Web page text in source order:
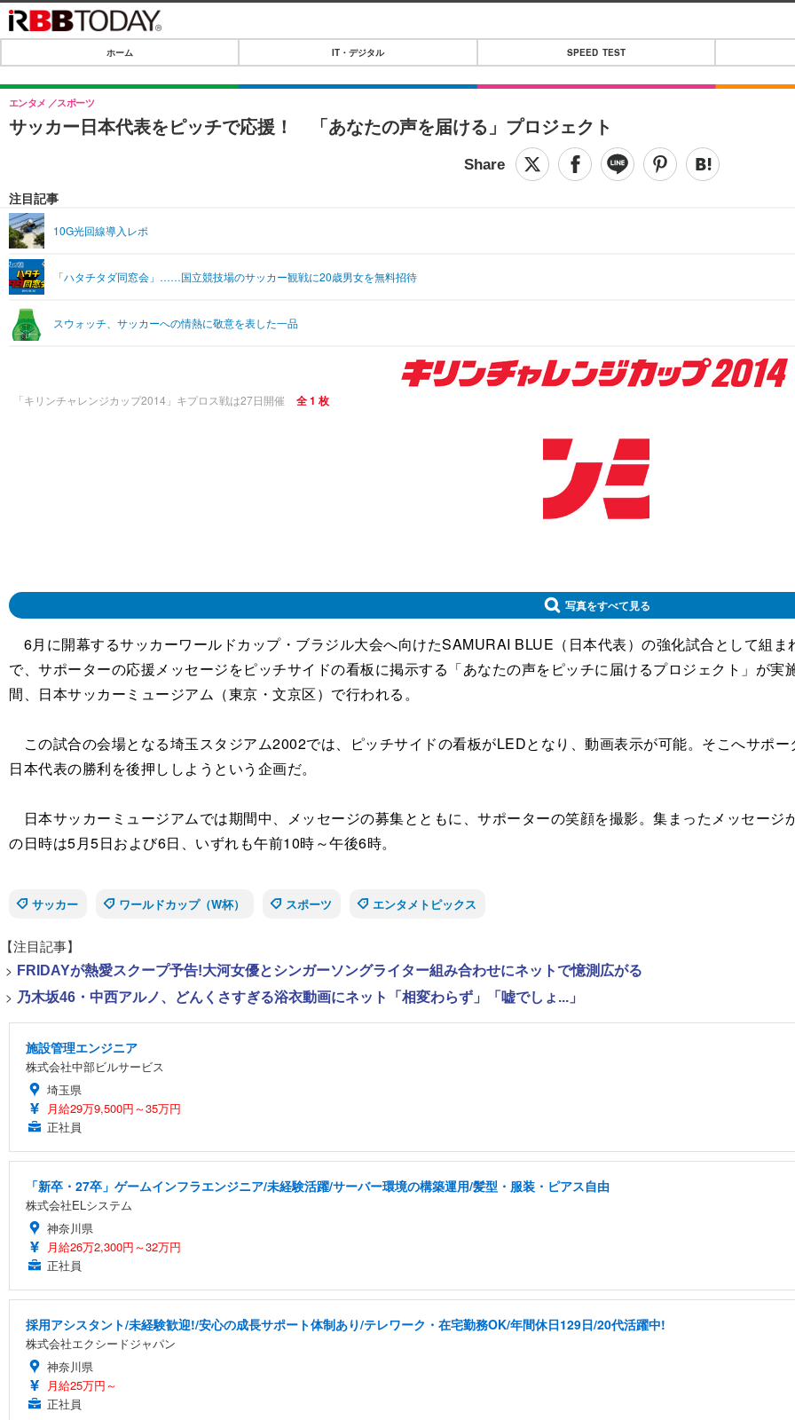
IT・デジタル
IT・デジタルTOP
SPEED TEST
音楽
ライフ
ペット
その他
リリース一覧
プッシュ通知の停止方法
ホーム IT・デジタル SPEED TEST
サッカー日本代表をピッチで応援！ 「あなたの声を届ける」プロジェクト
エンタメ スポーツ
注目記事
10G光回線導入レポ
「ハタチタダ同窓会」……国立競技場のサッカー観戦に20歳男女を無料招待
スウォッチ、サッカーへの情熱に敬意を表した一品
「キリンチャレンジカップ2014」キプロス戦は27日開催 全 1 枚
写真をすべて見る
6月に開幕するサッカーワールドカップ・ブラジル大会へ向けたSAMURAI BLUE（日本代表）の強化試合として組
で、サポーターの応援メッセージをピッチサイドの看板に掲示する「あなたの声をピッチに届けるプロジェクト」が
間、日本サッカーミュージアム（東京・文京区）で行われる。
この試合の会場となる埼玉スタジアム2002では、ピッチサイドの看板がLEDとなり、動画表示が可能。そこへサポー
日本代表の勝利を後押ししようという企画だ。
日本サッカーミュージアムでは期間中、メッセージの募集とともに、サポーターの笑顔を撮影。集まったメッセー
の日時は5月5日および6日、いずれも午前10時～午後6時。
サッカー
ワールドカップ（W杯） スポーツ エンタメトピックス
【注目記事】
> FRIDAYが熱愛スクープ予告!大河女優とシンガーソングライター組み合わせにネットで憶測広がる
> 乃木坂46・中西アルノ、どんくさすぎる浴衣動画にネット「相変わらず」「嘘でしょ...」
施設管理エンジニア
株式会社中部ビルサービス
埼玉県
月給29万9,500円～35万円
正社員
「新卒・27卒」ゲームインフラエンジニア/未経験活躍/サーバー環境の構築運用/髪型・服装・ピアス自由
株式会社ELシステム
神奈川県
月給26万2,300円～32万円
正社員
採用アシスタント/未経験歓迎!/安心の成長サポート体制あり/テレワーク・在宅勤務OK/年間休日129日/20代活躍中!
株式会社エクシードジャパン
神奈川県
月給25万円～
正社員